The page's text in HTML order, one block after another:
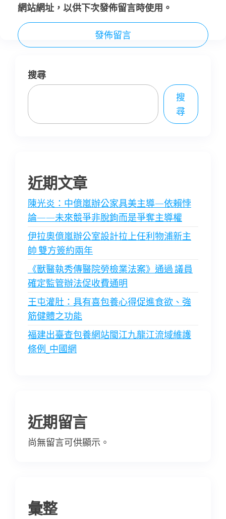
網站網址，以供下次發佈留言時使用。
搜尋
搜
尋
近期文章
陳光炎：中億嵐辦公家具美主導—依賴悖
論——未來競爭非脫鉤而是爭奪主導權
伊拉奧億嵐辦公室設計拉上任利物浦新主
帥 雙方簽約兩年
《獸醫執秀傳醫院勞檢業法案》通過 議員
確定監管辦法促收費通明
王屯灌肚：具有喜包養心得促進食欲、強
筋健體之功能
福建出臺查包養網站閩江九龍江流域維護
條例_中國網
近期留言
尚無留言可供顯示。
彙整